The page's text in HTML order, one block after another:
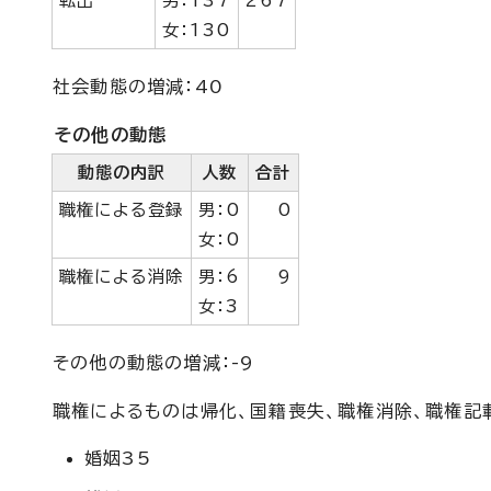
女：130
社会動態の増減：40
その他の動態
動態の内訳 人数 合計
職権による登録
男：0
女：0
0
職権による消除
男：6
女：3
9
その他の動態の増減：-9
職権によるものは帰化、国籍喪失、職権消除、職権記
婚姻35